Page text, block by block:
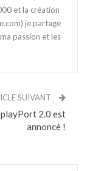
et la création
je partage
passion et les
SUIVANT
2.0 est
annoncé !